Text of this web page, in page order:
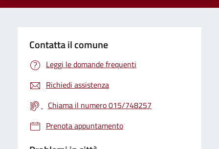
Contatta il comune
Leggi le domande frequenti
Richiedi assistenza
Chiama il numero 015/748257
Prenota appuntamento